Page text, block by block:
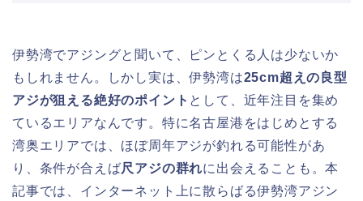
伊勢湾でアジングと聞いて、ピンとくる人は少ないか
もしれません。しかし実は、伊勢湾は25cm超えの良型
アジが狙える絶好のポイント として、近年注目を集め
ているエリアなんです。特に名古屋港をはじめとする
湾奥エリアでは、ほぼ周年アジが釣れる可能性があ
り、条件が合えば尺アジの群れに出会えることも。本
記事では、インターネット上に散らばる伊勢湾アジン